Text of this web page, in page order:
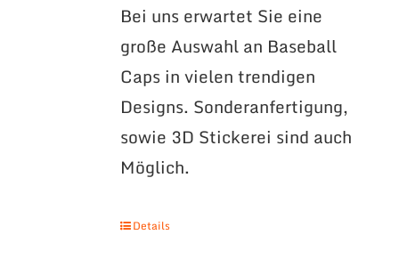
Bei uns erwartet Sie eine
große Auswahl an Baseball
Caps in vielen trendigen
Designs. Sonderanfertigung,
sowie 3D Stickerei sind auch
Möglich.
Details